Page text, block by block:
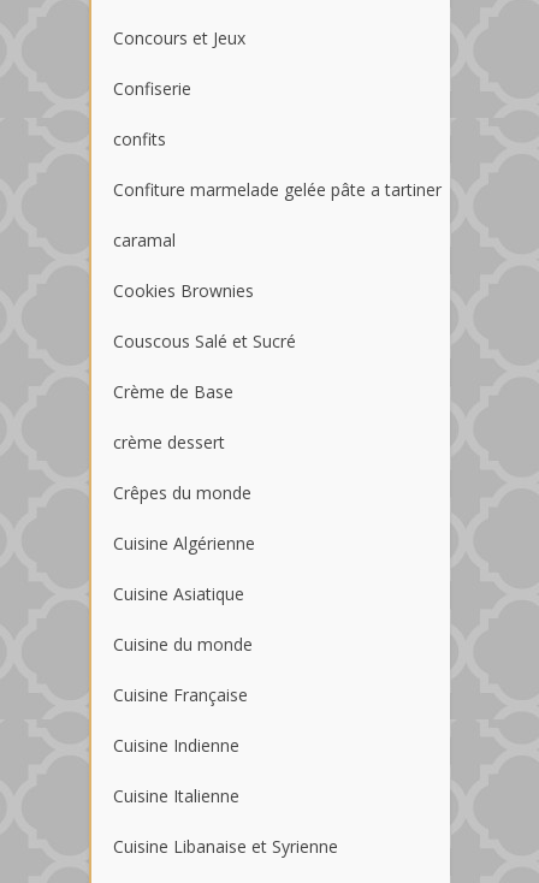
Concours et Jeux
Confiserie
confits
Confiture marmelade gelée pâte a tartiner
caramal
Cookies Brownies
Couscous Salé et Sucré
Crème de Base
crème dessert
Crêpes du monde
Cuisine Algérienne
Cuisine Asiatique
Cuisine du monde
Cuisine Française
Cuisine Indienne
Cuisine Italienne
Cuisine Libanaise et Syrienne